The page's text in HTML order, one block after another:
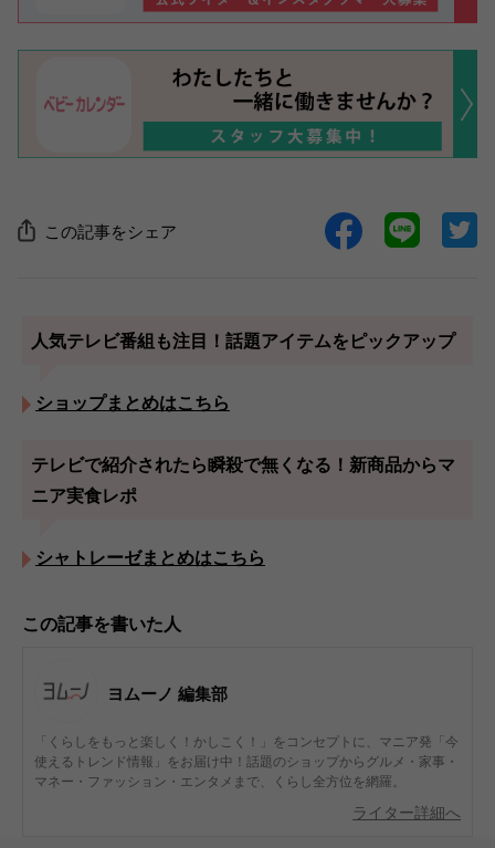
この記事をシェア
人気テレビ番組も注目！話題アイテムをピックアップ
ショップまとめはこちら
テレビで紹介されたら瞬殺で無くなる！新商品からマ
ニア実食レポ
シャトレーゼまとめはこちら
この記事を書いた人
ヨムーノ 編集部
「くらしをもっと楽しく！かしこく！」をコンセプトに、マニア発「今
使えるトレンド情報」をお届け中！話題のショップからグルメ・家事・
マネー・ファッション・エンタメまで、くらし全方位を網羅。
ライター詳細へ